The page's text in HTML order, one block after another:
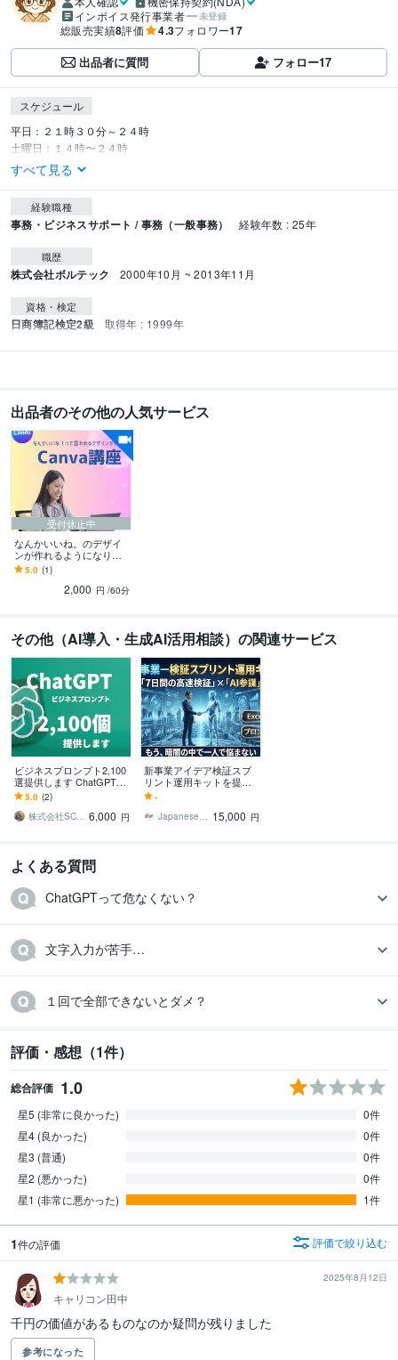
インボイス発行事業者
未登録
総販売実績8評価 4.3フォロワー17
出品者に質問 フォロー17
スケジュール
平日：２１時３０分～２４時
土曜日：１４時〜２４時
すべて見る
経験職種
事務・ビジネスサポート / 事務（一般事務） 経験年数 : 25年
職歴
株式会社ボルテック 2000年10月 ~ 2013年11月
資格・検定
日商簿記検定2級 取得年 : 1999年
出品者のその他の人気サービス
受付休止中
なんかいいね。のデザイ
ンが作れるようになりま
す はじめてさん歓迎のCa
nva講座♪
5.0 (1)
2,000 円 /60分
その他（AI導入・生成AI活用相談）の関連サービス
ビジネスプロンプト2,100
選提供します ChatGPT活
用に最適！ビジネスプロ
ンプト集2,100選！
5.0 (2)
株式会社SCコンサルティング 6,000 円
新事業アイデア検証スプ
リント運用キットを提供
します AI専属メンターと
走る検証スプリント運用E
xcelキット
-
Japanese Market Plus 15,000 円
よくある質問
ChatGPTって危なくない？
文字入力が苦手…
１回で全部できないとダメ？
評価・感想（1件）
総合評価 1.0
星5 (非常に良かった)
0件
星4 (良かった)
0件
星3 (普通)
0件
星2 (悪かった)
0件
星1 (非常に悪かった)
1件
1件の評価 評価で絞り込む
2025年8月12日
キャリコン田中
千円の価値があるものなのか疑問が残りました
参考になった